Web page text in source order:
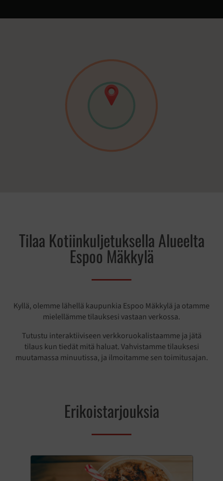
Tilaa Kotiinkuljetuksella Alueelta
Espoo Mäkkylä
Kyllä, olemme lähellä kaupunkia Espoo Mäkkylä ja otamme
mielellämme tilauksesi vastaan verkossa.
Tutustu interaktiiviseen verkkoruokalistaamme ja jätä
tilaus kun tiedät mitä haluat. Vahvistamme tilauksesi
muutamassa minuutissa, ja ilmoitamme sen toimitusajan.
Erikoistarjouksia